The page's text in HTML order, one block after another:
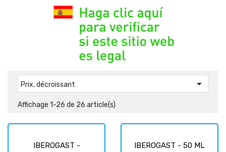
Prix, décroissant 
Affichage 1-26 de 26 article(s)
IBEROGAST -
IBEROGAST - 50 ML